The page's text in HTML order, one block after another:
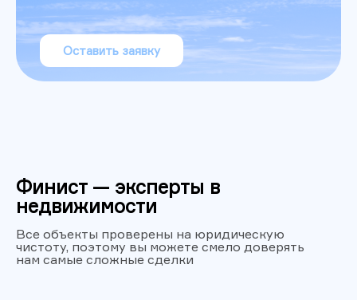
Оставить заявку
Финист — эксперты в
недвижимости
Все объекты проверены на юридическую
чистоту, поэтому вы можете смело доверять
нам самые сложные сделки